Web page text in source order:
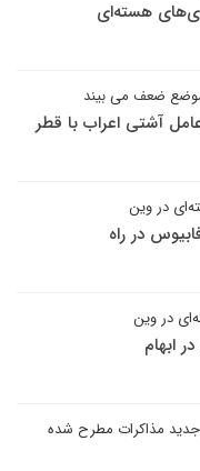
هسته‌ای
ضعف می بیند
آشتی اعراب با قطر
در وین
در راه
در وین
ابهام
جدید مذاکرات مطرح شده